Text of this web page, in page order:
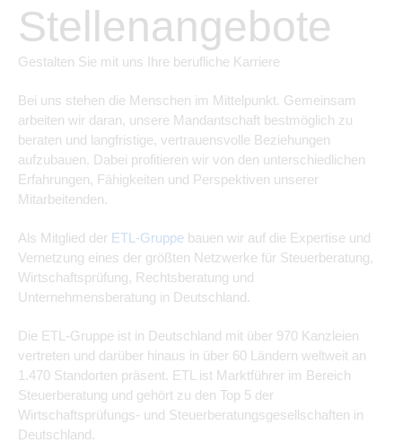
Stellenangebote
Gestalten Sie mit uns Ihre berufliche Karriere
Bei uns stehen die Menschen im Mittelpunkt. Gemeinsam
arbeiten wir daran, unsere Mandantschaft bestmöglich zu
beraten und langfristige, vertrauensvolle Beziehungen
aufzubauen. Dabei profitieren wir von den unterschiedlichen
Erfahrungen, Fähigkeiten und Perspektiven unserer
Mitarbeitenden.
Als Mitglied der ETL-Gruppe bauen wir auf die Expertise und
Vernetzung eines der größten Netzwerke für Steuerberatung,
Wirtschaftsprüfung, Rechtsberatung und
Unternehmensberatung in Deutschland.
Die ETL-Gruppe ist in Deutschland mit über 970 Kanzleien
vertreten und darüber hinaus in über 60 Ländern weltweit an
1.470 Standorten präsent. ETL ist Marktführer im Bereich
Steuerberatung und gehört zu den Top 5 der
Wirtschaftsprüfungs- und Steuerberatungsgesellschaften in
Deutschland.